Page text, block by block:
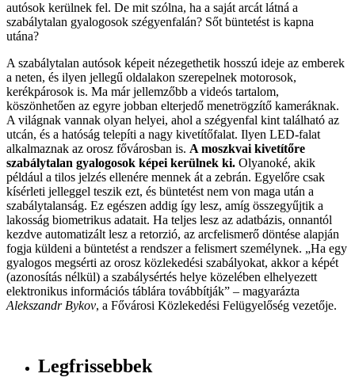
autósok kerülnek fel. De mit szólna, ha a saját arcát látná a
szabálytalan gyalogosok szégyenfalán? Sőt büntetést is kapna
utána?
A szabálytalan autósok képeit nézegethetik hosszú ideje az emberek
a neten, és ilyen jellegű oldalakon szerepelnek motorosok,
kerékpárosok is. Ma már jellemzőbb a videós tartalom,
köszönhetően az egyre jobban elterjedő menetrögzítő kameráknak.
A világnak vannak olyan helyei, ahol a szégyenfal kint található az
utcán, és a hatóság telepíti a nagy kivetítőfalat. Ilyen LED-falat
alkalmaznak az orosz fővárosban is. A moszkvai kivetítőre
szabálytalan gyalogosok képei kerülnek ki. Olyanoké, akik
például a tilos jelzés ellenére mennek át a zebrán. Egyelőre csak
kísérleti jelleggel teszik ezt, és büntetést nem von maga után a
szabálytalanság. Ez egészen addig így lesz, amíg összegyűjtik a
lakosság biometrikus adatait. Ha teljes lesz az adatbázis, onnantól
kezdve automatizált lesz a retorzió, az arcfelismerő döntése alapján
fogja küldeni a büntetést a rendszer a felismert személynek. „Ha egy
gyalogos megsérti az orosz közlekedési szabályokat, akkor a képét
(azonosítás nélkül) a szabálysértés helye közelében elhelyezett
elektronikus információs táblára továbbítják” – magyarázta
Alekszandr Bykov, a Fővárosi Közlekedési Felügyelőség vezetője.
Legfrissebbek